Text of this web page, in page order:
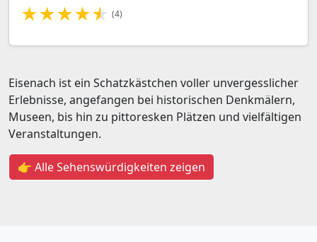
★★★★★ (4)
Eisenach ist ein Schatzkästchen voller unvergesslicher
Erlebnisse, angefangen bei historischen Denkmälern,
Museen, bis hin zu pittoresken Plätzen und vielfältigen
Veranstaltungen.
👉 Alle Sehenswürdigkeiten zeigen